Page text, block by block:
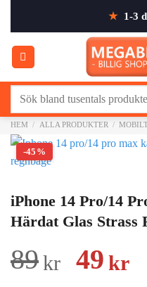
content
★ 1-3
HEM / ALLA PRODUKTER /
-45%
iPhone 14 Pro/14
Härdat Glas Strass
89kr
Det
49 kr